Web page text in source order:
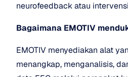
neurofeedback atau
Bagaimana EMOTIV
EMOTIV menyediakan alat
menangkap, menganalisis,